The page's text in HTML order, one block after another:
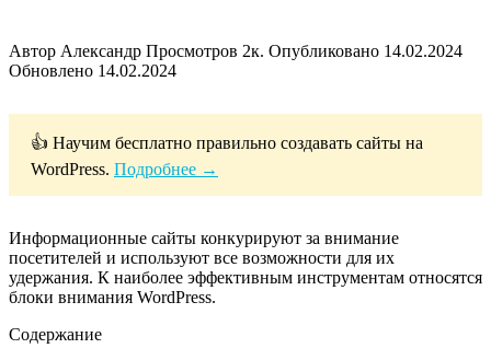
Автор Александр Просмотров 2к. Опубликовано 14.02.2024
Обновлено 14.02.2024
👍 Научим бесплатно правильно создавать сайты на
WordPress. Подробнее →
Информационные сайты конкурируют за внимание
посетителей и используют все возможности для их
удержания. К наиболее эффективным инструментам относятся
блоки внимания WordPress.
Содержание